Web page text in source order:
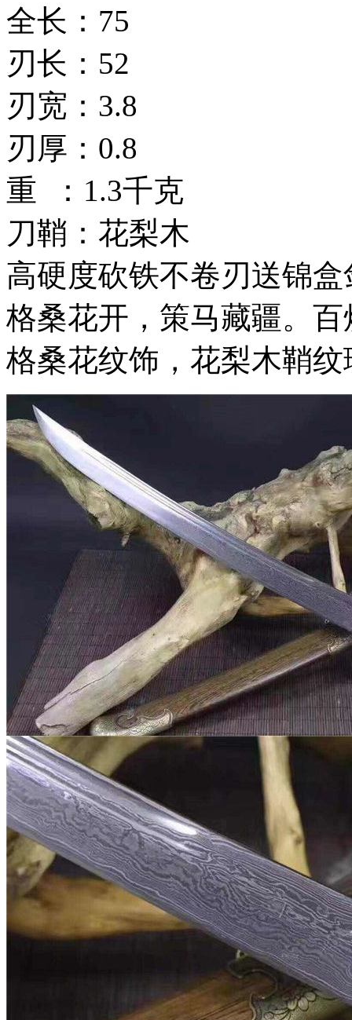
全长：75
刃长：52
刃宽：3.8
刃厚：0.8
重 ：1.3千克
刀鞘：花梨木
高硬度砍铁不卷刃送锦盒
格桑花开，策马藏疆。
格桑花纹饰，花梨木鞘纹